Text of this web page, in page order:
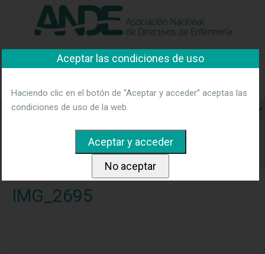
"Ver política"
Asociación Nacional de
Noticias
ANDE presente en la apertura del 14
Congreso Internacional de APEGEL en Beja
(Portugal)IMG_2695
IMG_2695
Aceptar las condiciones de uso
Haciendo clic en el botón de “Aceptar y acceder” aceptas las
condiciones de uso de la web.